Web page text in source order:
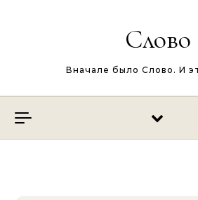
Слово
Вначале было Слово. И